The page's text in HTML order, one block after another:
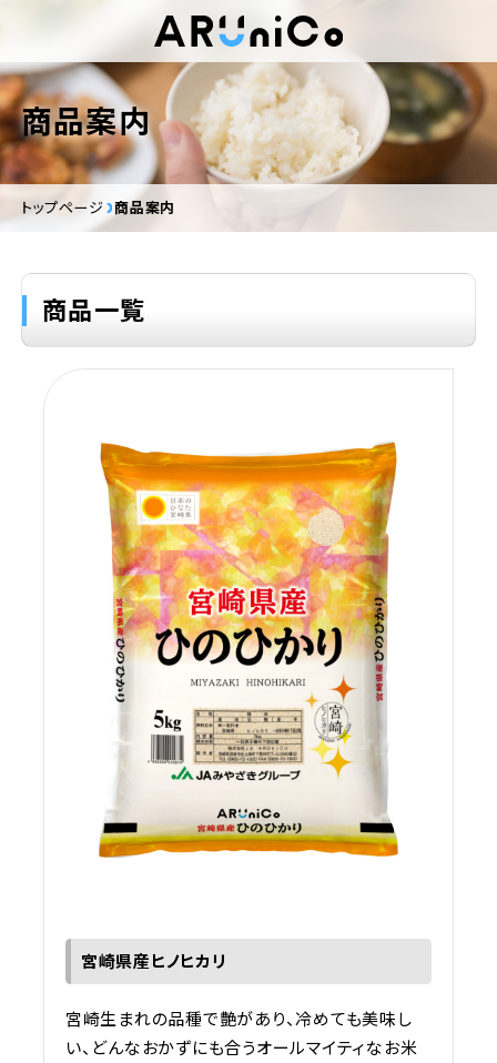
商品案内
トップページ 商品案内
商品一覧
宮崎県産ヒノヒカリ
宮崎生まれの品種で艶があり、冷めても美味し
い、どんなおかずにも合うオールマイティなお米